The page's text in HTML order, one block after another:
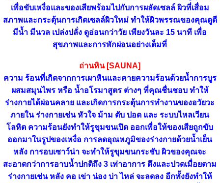
เพื่อขับเหงื่อและของเสียพร้อมไปกับการผลัดเซลล์ ผิวที่เสื่อม
สภาพและกระตุ้นการเกิดเซลล์ผิวใหม่ ทำให้ผิวพรรณของคุณดูดี
มีน้ำ มีนวล เปล่งปลั่ง ดูอ่อนกว่าวัย เพียงวันละ 15 นาที เพื่อ
สุขภาพและการพักผ่อนอย่างเต็มที่
ถ่านหิน [SAUNA]
ความ ร้อนที่เกิดจากการเผาหินและคายความร้อนด้วยน้ำการบูร
ผสมสมุนไพร หรือ น้ำอโรมาสูตร ต่างๆ ที่คุณชื่นชอบ ทำให้
ร่างกายได้ผ่อนคลาย และเกิดการกระตุ้นการทำงานของอวัยวะ
ภายใน ร่างกายเช่น หัวใจ ม้าม ตับ ปอด และ ระบบไหลเวียน
โลหิต ความร้อนยังทำให้รูขุมขนเปิด ออกเพื่อให้ของเสียถูกขับ
ออกมาในรูปของเหงื่อ การลดอุณหภูมิของร่างกายด้วยน้ำเย็น
หลัง การอบเซาว์น่า จะทำให้รูขุมขนกระชับ ผิวของคุณจะ
สะอาดกว่าการอาบน้ำปกติถึง 3 เท่าอาการ ตึงและปวดเมื่อยตาม
ร่างกายเช่น หลัง คอ เข่า น่อง บ่า ไหล่ จะลดลง อีกทั้งยังทำให้